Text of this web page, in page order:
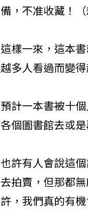
備，不准收藏！（
這樣一來，這本
越多人看過而變
預計一本書被十
各個圖書館去或
也許有人會說這
去拍賣，但那都
許，我們真的有